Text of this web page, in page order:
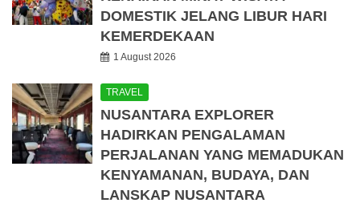
DOMESTIK JELANG LIBUR HARI
KEMERDEKAAN
1 August 2026
TRAVEL
NUSANTARA EXPLORER
HADIRKAN PENGALAMAN
PERJALANAN YANG MEMADUKAN
KENYAMANAN, BUDAYA, DAN
LANSKAP NUSANTARA